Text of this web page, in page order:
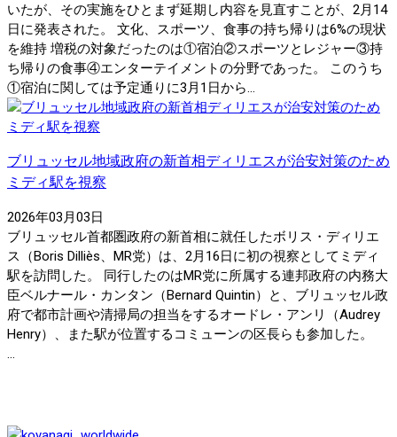
いたが、その実施をひとまず延期し内容を見直すことが、2月14
日に発表された。 文化、スポーツ、食事の持ち帰りは6%の現状
を維持 増税の対象だったのは①宿泊②スポーツとレジャー③持
ち帰りの食事④エンターテイメントの分野であった。 このうち
①宿泊に関しては予定通りに3月1日から...
ブリュッセル地域政府の新首相ディリエスが治安対策のため
ミディ駅を視察
2026年03月03日
ブリュッセル首都圏政府の新首相に就任したボリス・ディリエ
ス（Boris Dilliès、MR党）は、2月16日に初の視察としてミディ
駅を訪問した。 同行したのはMR党に所属する連邦政府の内務大
臣ベルナール・カンタン（Bernard Quintin）と、ブリュッセル政
府で都市計画や清掃局の担当をするオードレ・アンリ（Audrey
Henry）、また駅が位置するコミューンの区長らも参加した。